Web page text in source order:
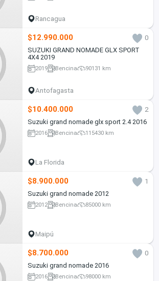
Rancagua
$12.990.000
0
SUZUKI GRAND NOMADE GLX SPORT
4X4 2019
2019 Bencina 90131 km
Antofagasta
$10.400.000
2
Suzuki grand nomade glx sport 2.4 2016
2016 Bencina 115430 km
La Florida
$8.900.000
1
Suzuki grand nomade 2012
2012 Bencina 85000 km
Maipú
$8.700.000
0
Suzuki grand nomade 2016
2016 Bencina 98000 km